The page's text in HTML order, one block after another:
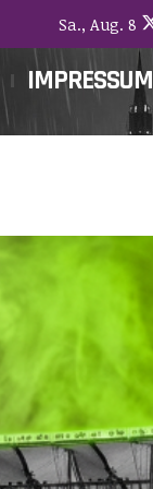
Sa., Aug. 8
IMPRESSUM